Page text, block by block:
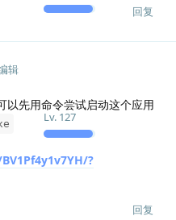
回复
Lv. 127
辑
以先用命令尝试启动这个应用
?
回复